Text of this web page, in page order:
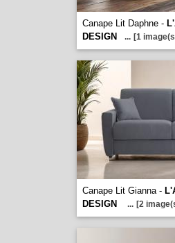
Canape Lit Daphne -
DESIGN
... [1
Canape Lit Gianna -
DESIGN
... [2